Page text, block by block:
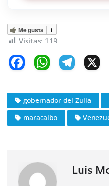
Me gusta 1
Visitas: 119
c
e
b
k
W
at
s
A
e
gr
a
gobernador del Zulia
maracaibo
Luis